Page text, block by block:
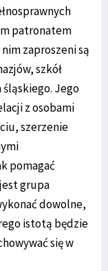
patronatem
zaproszeni są
szkół
Jego
z osobami
szerzenie
pomagać
grupa
dowolne,
istotą będzie
się w